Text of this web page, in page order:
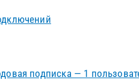
подписка — 1